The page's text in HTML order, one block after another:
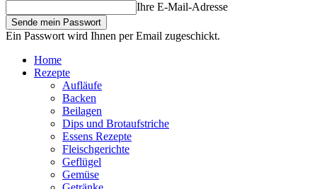
Ihre E-Mail-Adresse
Ein Passwort wird Ihnen per Email zugeschickt.
Home
Rezepte
Aufläufe
Backen
Beilagen
Dips und Brotaufstriche
Essens Rezepte
Fleischgerichte
Geflügel
Gemüse